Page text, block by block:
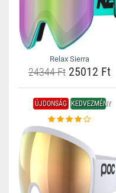
Relax Sierra
24344 Ft25012 Ft
ÚJDONSÁG KEDVEZMÉNY